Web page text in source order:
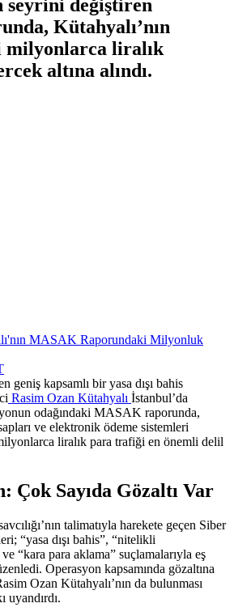
seyrini değiştiren
Kütahyalı’nın
milyonlarca liralık
altına alındı.
geniş kapsamlı bir yasa dışı bahis
Rasim Ozan Kütahyalı İstanbul’da
odağındaki MASAK raporunda,
ve elektronik ödeme sistemleri
liralık para trafiği en önemli delil
Çok Sayıda Gözaltı Var
talimatıyla harekete geçen Siber
“yasa dışı bahis”, “nitelikli
ve “kara para aklama” suçlamalarıyla eş
Operasyon kapsamında gözaltına
Ozan Kütahyalı’nın da bulunması
uyandırdı.